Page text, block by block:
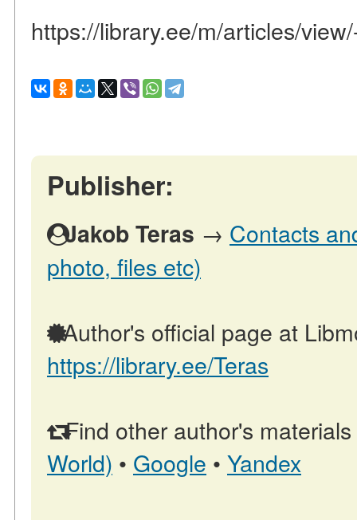
https://library.ee/m/articles/
Publisher:
Jakob Teras → Contacts
photo, files etc)
Author's official page at
https://library.ee/Teras
Find other author's
World) • Google • Yandex